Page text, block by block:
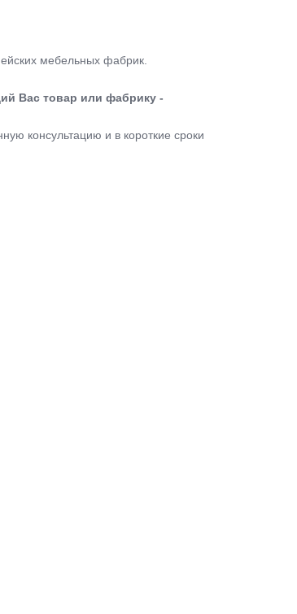
мебельных фабрик.
Вас товар или фабрику -
консультацию и в короткие сроки